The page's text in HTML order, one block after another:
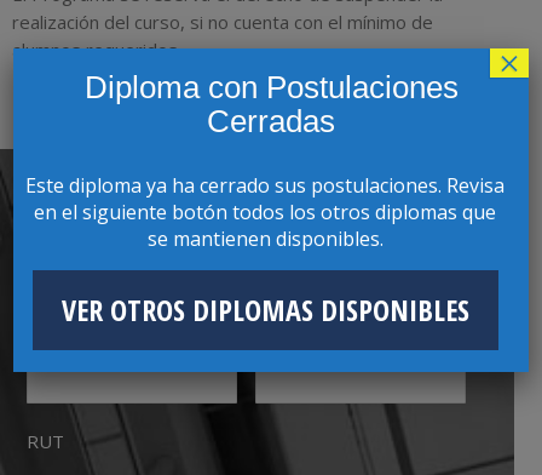
realización del curso, si no cuenta con el mínimo de
alumnos requeridos.
CONTACTO CON COORDINADOR(A)
RUT
Diploma con Postulaciones
Cerradas
Este diploma ya ha cerrado sus postulaciones. Revisa
en el siguiente botón todos los otros diplomas que
se mantienen disponibles.
VER OTROS DIPLOMAS DISPONIBLES
×